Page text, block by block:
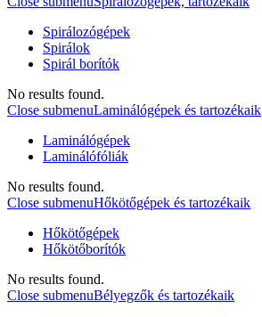
Spirálozógépek
Spirálok
Spirál borítók
No results found.
Close submenuLaminálógépek és tartozékaik
Laminálógépek
Laminálófóliák
No results found.
Close submenuHőkötőgépek és tartozékaik
Hőkötőgépek
Hőkötőborítók
No results found.
Close submenuBélyegzők és tartozékaik